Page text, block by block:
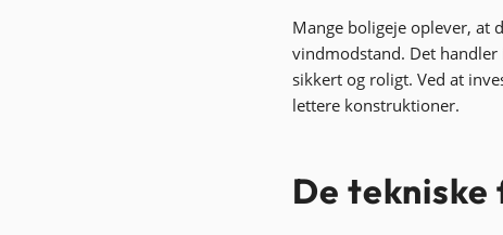
Mange boligeje oplever, at
vindmodstand. Det handler
sikkert og roligt. Ved at
lettere konstruktioner.
De